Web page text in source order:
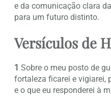
e da comunicação clara
para um futuro distinto.
Versículos de
1 Sobre o meu posto de
fortaleza ficarei e vigiarei,
e o que eu responderei à